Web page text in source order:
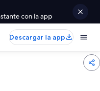
con la app
Descargar la app